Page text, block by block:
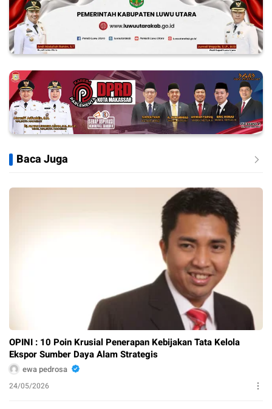
Baca Juga
OPINI : 10 Poin Krusial Penerapan Kebijakan Tata Kelola
Ekspor Sumber Daya Alam Strategis
ewa pedrosa
24/05/2026